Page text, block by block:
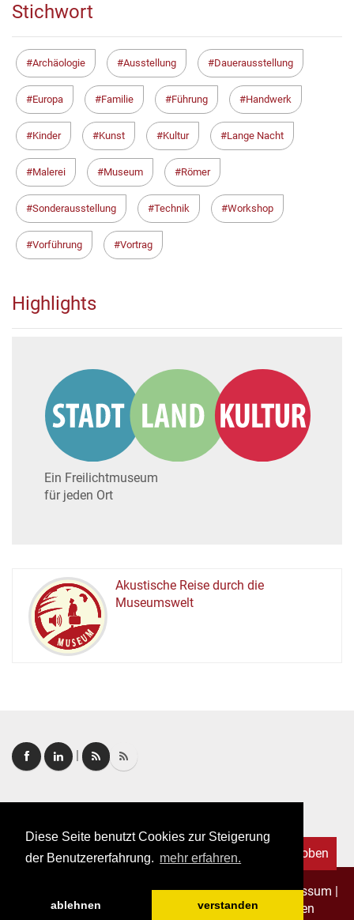
Diese Seite benutzt Cookies zur Steigerung
der Benutzererfahrung. mehr erfahren.
ablehnen verstanden
Stichwort
Archäologie Ausstellung Dauerausstellung
Europa Familie Führung Handwerk
Kinder Kunst Kultur Lange Nacht
Malerei Museum Römer
Sonderausstellung Technik Workshop
Vorführung Vortrag
Highlights
Ein Freilichtmuseum
für jeden Ort
MUSEUM
Akustische Reise durch die
Museumswelt
Copyright © 2026. Alle Rechte vorbehalten.–Impressum |
Datenschutz
Allgemeine Geschäftsbedingungen
Nach oben